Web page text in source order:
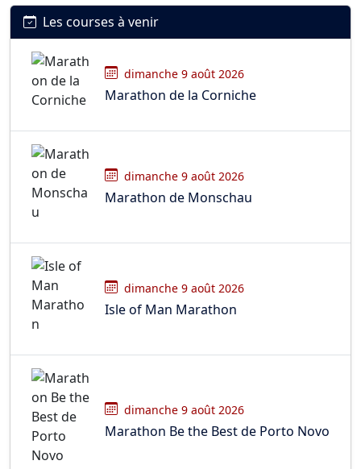
Les courses à venir
dimanche 9 août 2026
Marathon de la Corniche
dimanche 9 août 2026
Marathon de Monschau
dimanche 9 août 2026
Isle of Man Marathon
dimanche 9 août 2026
Marathon Be the Best de Porto Novo